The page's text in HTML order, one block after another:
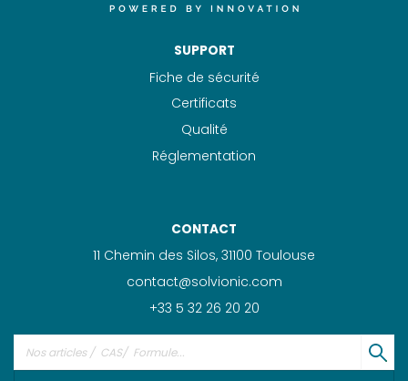
SUPPORT
Fiche de sécurité
Certificats
Qualité
Réglementation
CONTACT
11 Chemin des Silos, 31100 Toulouse
contact@solvionic.com
+33 5 32 26 20 20